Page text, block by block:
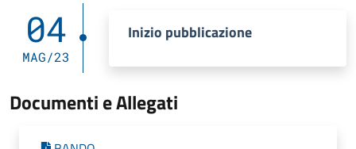
04
MAG/23
Inizio pubblicazione
Documenti e Allegati